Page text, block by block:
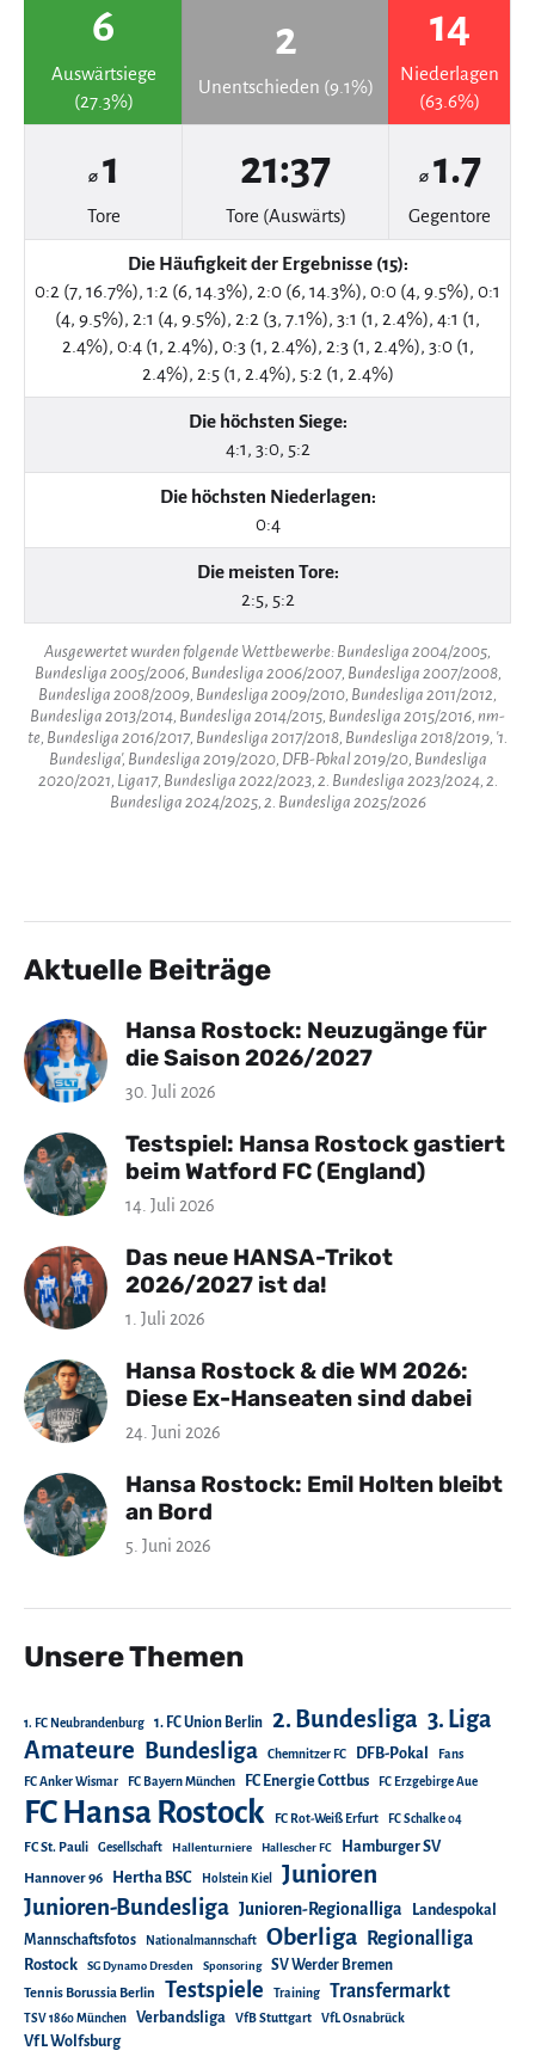
6
Auswärtsiege
(27.3%)
2
Unentschieden (9.1%)
14
Niederlagen
(63.6%)
⌀ 1
Tore
21:37
Tore (Auswärts)
⌀ 1.7
Gegentore
Die Häufigkeit der Ergebnisse (15):
0:2 (7, 16.7%), 1:2 (6, 14.3%), 2:0 (6, 14.3%), 0:0 (4, 9.5%), 0:1
(4, 9.5%), 2:1 (4, 9.5%), 2:2 (3, 7.1%), 3:1 (1, 2.4%), 4:1 (1,
2.4%), 0:4 (1, 2.4%), 0:3 (1, 2.4%), 2:3 (1, 2.4%), 3:0 (1,
2.4%), 2:5 (1, 2.4%), 5:2 (1, 2.4%)
Die höchsten Siege:
4:1, 3:0, 5:2
Die höchsten Niederlagen:
0:4
Die meisten Tore:
2:5, 5:2
Ausgewertet wurden folgende Wettbewerbe: Bundesliga 2004/2005,
Bundesliga 2005/2006, Bundesliga 2006/2007, Bundesliga 2007/2008,
Bundesliga 2008/2009, Bundesliga 2009/2010, Bundesliga 2011/2012,
Bundesliga 2013/2014, Bundesliga 2014/2015, Bundesliga 2015/2016, nm-
te, Bundesliga 2016/2017, Bundesliga 2017/2018, Bundesliga 2018/2019, '1.
Bundesliga', Bundesliga 2019/2020, DFB-Pokal 2019/20, Bundesliga
2020/2021, Liga17, Bundesliga 2022/2023, 2. Bundesliga 2023/2024, 2.
Bundesliga 2024/2025, 2. Bundesliga 2025/2026
Aktuelle Beiträge
Hansa Rostock: Neuzugänge für
die Saison 2026/2027
30. Juli 2026
Testspiel: Hansa Rostock gastiert
beim Watford FC (England)
14. Juli 2026
Das neue HANSA-Trikot
2026/2027 ist da!
1. Juli 2026
Hansa Rostock & die WM 2026:
Diese Ex-Hanseaten sind dabei
24. Juni 2026
Hansa Rostock: Emil Holten bleibt
an Bord
5. Juni 2026
Unsere Themen
1. FC Neubrandenburg 1. FC Union Berlin 2. Bundesliga 3. Liga
Amateure Bundesliga Chemnitzer FC DFB-Pokal Fans
FC Anker Wismar FC Bayern München FC Energie Cottbus FC Erzgebirge Aue
FC Hansa Rostock FC Rot-Weiß Erfurt FC Schalke 04
FC St. Pauli Gesellschaft Hallenturniere Hallescher FC Hamburger SV
Hannover 96 Hertha BSC Holstein Kiel Junioren
Junioren-Bundesliga Junioren-Regionalliga
Landespokal
Mannschaftsfotos
Nationalmannschaft Oberliga Regionalliga
Rostock SG Dynamo Dresden Sponsoring SV Werder Bremen
Tennis Borussia Berlin Testspiele Training Transfermarkt
TSV 1860 München Verbandsliga VfB Stuttgart VfL Osnabrück
VfL Wolfsburg